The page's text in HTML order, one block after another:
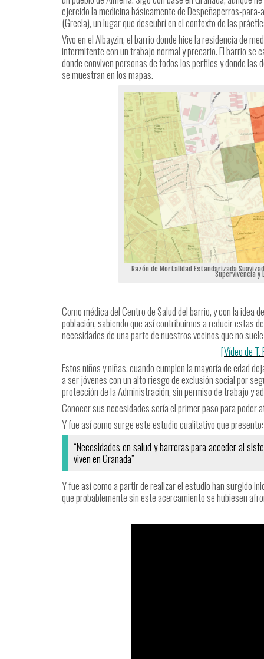
ejercido la medicina básicamente de Despeñaperros-
(Grecia), un lugar que descubrí en el contexto de las
Vivo en el Albayzin, el barrio donde hice la residencia de
intermitente con un trabajo normal y precario. El barrio
donde conviven personas de todos los perfiles y donde
se muestran en los mapas.
Razón de Mortalidad Estandarizada
Supervivencia y
Como médica del Centro de Salud del barrio, y con la
población, sabiendo que así contribuimos a reducir estas
necesidades de una parte de nuestros vecinos que no
[Vídeo de
Estos niños y niñas, cuando cumplen la mayoría de edad
a ser jóvenes con un alto riesgo de exclusión social por
protección de la Administración, sin permiso de trabajo y
Conocer sus necesidades sería el primer paso para poder
Y fue así como surge este estudio cualitativo que presento:
“Necesidades en salud y barreras para acceder al
viven en Granada”
Y fue así como a partir de realizar el estudio han surgido
que probablemente sin este acercamiento se hubiesen